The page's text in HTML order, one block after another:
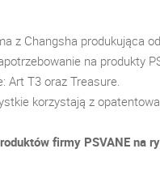
z Changsha
na produkty
Art T3 oraz Treasure.
korzystają z
firmy PSVANE na